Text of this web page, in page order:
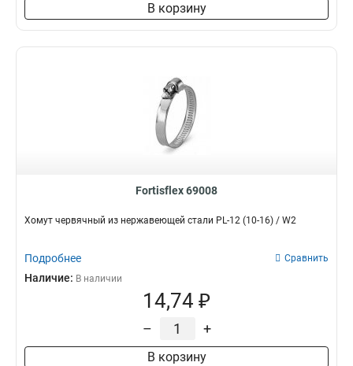
В корзину
Fortisflex 69008
Хомут червячный из нержавеющей стали PL-12 (10-16) / W2
Подробнее Сравнить
Наличие: В наличии
14,74 ₽
– +
В корзину